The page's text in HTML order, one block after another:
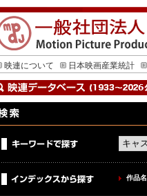
映連について
日本映画産業統計
作品名